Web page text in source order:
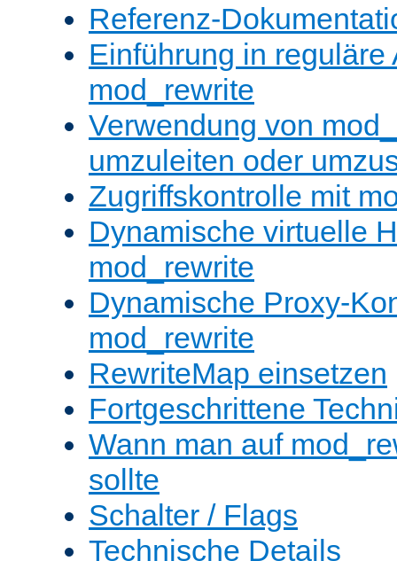
Referenz-
Einführung in reguläre
mod_rewrite
Verwendung von
umzuleiten oder
Zugriffskontrolle mit
Dynamische virtuelle
mod_rewrite
Dynamische Proxy-
mod_rewrite
RewriteMap einsetzen
Fortgeschrittene
Wann man auf
sollte
Schalter / Flags
Technische Details